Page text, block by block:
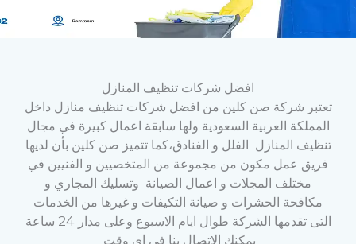
افضل شركات تنظيف المنازل
تعتبر شركة صن كلين من افضل شركات تنظيف منازل داخل
المملكة العربية السعودية ولها سابقة اعمال كبيرة في مجال
تنظيف المنازل الفلل و الفنادق،كما تتميز صن كلين بأن لديها
فريق عمل مكون من مجموعة من المتخصيين و الفنيين في
مختلف المجلات و اعمال الصيانة وتسليك المجاري و
مكافحة الحشرات و صيانة التكيفات و غيرها من الخدمات
التى تقدمها الشركة طوال ايام الاسبوع وعلى مدار 24 ساعة
يمكنك الاتصال بنا في اي وقت